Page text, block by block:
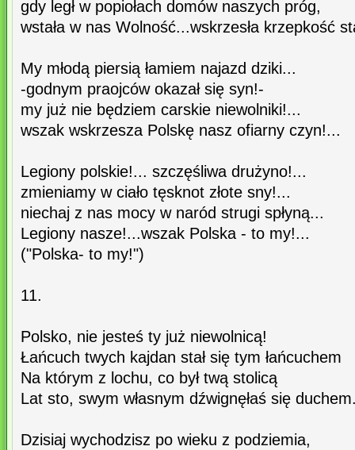
gdy legł w popiołach domów naszych próg,
wstała w nas Wolność...wskrzesła krzepkość
My młodą piersią łamiem najazd dziki...
-godnym praojców okazał się syn!-
my już nie będziem carskie niewolniki!...
wszak wskrzesza Polskę nasz ofiarny czyn!...
Legiony polskie!... szczęśliwa drużyno!...
zmieniamy w ciało tęsknot złote sny!...
niechaj z nas mocy w naród strugi spłyną...
Legiony nasze!...wszak Polska - to my!...
("Polska- to my!")
11.
Polsko, nie jesteś ty już niewolnicą!
Łańcuch twych kajdan stał się tym łańcuchem
Na którym z lochu, co był twą stolicą
Lat sto, swym własnym dźwignęłaś się
Dzisiaj wychodzisz po wieku z podziemia,